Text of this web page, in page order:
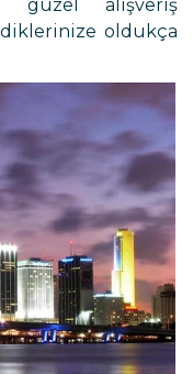
güzel alışveriş
oldukça